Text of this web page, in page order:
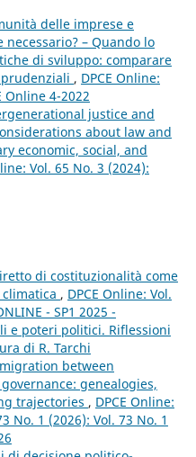
delle imprese e
– Quando lo
di sviluppo: comparare
, DPCE Online:
Online 4-2022
justice and
about law and
economic, social, and
Vol. 65 No. 3 (2024):
di costituzionalità come
, DPCE Online: Vol.
- SP1 2025 -
e poteri politici. Riflessioni
di R. Tarchi
between
genealogies,
trajectories , DPCE Online:
No. 1 (2026): Vol. 73 No. 1